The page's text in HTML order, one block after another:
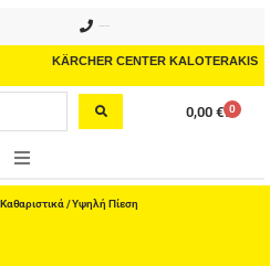
KÄRCHER CENTER KALOTERAKIS
0,00 € 0
Cart
/ Υψηλή Πίεση